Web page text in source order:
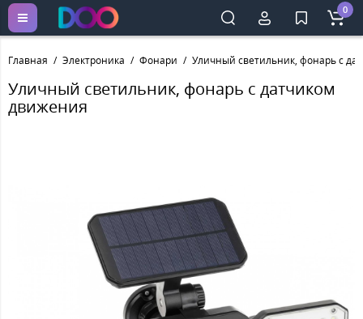
0
Главная Электроника Фонари Уличный светильник, фонарь с
Уличный светильник, фонарь с датчиком
движения